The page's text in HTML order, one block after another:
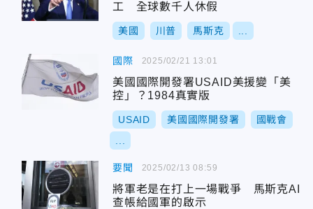
工 全球數千人休假
美國 川普 馬斯克
國際
美國國際開發署USAID美援變「美
控」？1984真實版
USAID 美國國際開發署 國戰會
2025/02/21 13:01
要聞
將軍老是在打上一場戰爭 馬斯克AI
查帳給國軍的啟示
2025/02/13 08:59